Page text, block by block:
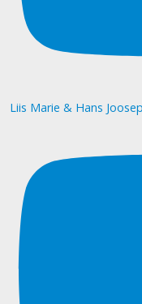
Liis Marie & Hans